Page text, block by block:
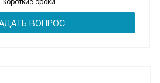
короткие сроки
ВОПРОС